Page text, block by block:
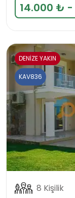
14.000 ₺ -
DENİZE YAKIN
KAV836
8 Kişilik